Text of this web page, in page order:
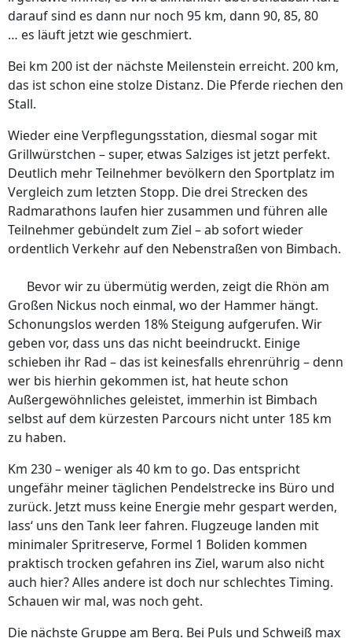
darauf sind es dann nur noch 95 km, dann 90, 85, 80
… es läuft jetzt wie geschmiert.
Bei km 200 ist der nächste Meilenstein erreicht. 200 km,
das ist schon eine stolze Distanz. Die Pferde riechen den
Stall.
Wieder eine Verpflegungsstation, diesmal sogar mit
Grillwürstchen – super, etwas Salziges ist jetzt perfekt.
Deutlich mehr Teilnehmer bevölkern den Sportplatz im
Vergleich zum letzten Stopp. Die drei Strecken des
Radmarathons laufen hier zusammen und führen alle
Teilnehmer gebündelt zum Ziel – ab sofort wieder
ordentlich Verkehr auf den Nebenstraßen von Bimbach.
Bevor wir zu übermütig werden, zeigt die Rhön am
Großen Nickus noch einmal, wo der Hammer hängt.
Schonungslos werden 18% Steigung aufgerufen. Wir
geben vor, dass uns das nicht beeindruckt. Einige
schieben ihr Rad – das ist keinesfalls ehrenrührig – denn
wer bis hierhin gekommen ist, hat heute schon
Außergewöhnliches geleistet, immerhin ist Bimbach
selbst auf dem kürzesten Parcours nicht unter 185 km
zu haben.
Km 230 – weniger als 40 km to go. Das entspricht
ungefähr meiner täglichen Pendelstrecke ins Büro und
zurück. Jetzt muss keine Energie mehr gespart werden,
lass‘ uns den Tank leer fahren. Flugzeuge landen mit
minimaler Spritreserve, Formel 1 Boliden kommen
praktisch trocken gefahren ins Ziel, warum also nicht
auch hier? Alles andere ist doch nur schlechtes Timing.
Schauen wir mal, was noch geht.
Die nächste Gruppe am Berg. Bei Puls und Schweiß max